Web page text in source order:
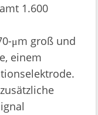
1.600
μm groß und
einem